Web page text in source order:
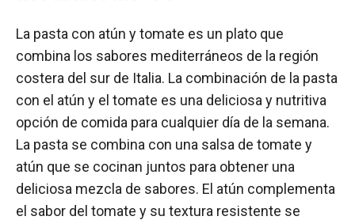
La pasta con atún y tomate es un plato que
combina los sabores mediterráneos de la región
costera del sur de Italia. La combinación de la pasta
con el atún y el tomate es una deliciosa y nutritiva
opción de comida para cualquier día de la semana.
La pasta se combina con una salsa de tomate y
atún que se cocinan juntos para obtener una
deliciosa mezcla de sabores. El atún complementa
el sabor del tomate y su textura resistente se